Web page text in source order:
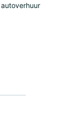
autoverhuur